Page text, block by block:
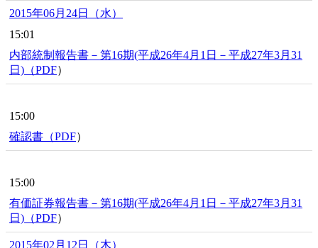
2015年06月24日（水）
15:01
内部統制報告書－第16期(平成26年4月1日－平成27年3月31
日)（PDF）
15:00
確認書（PDF）
15:00
有価証券報告書－第16期(平成26年4月1日－平成27年3月31
日)（PDF）
2015年02月12日（木）